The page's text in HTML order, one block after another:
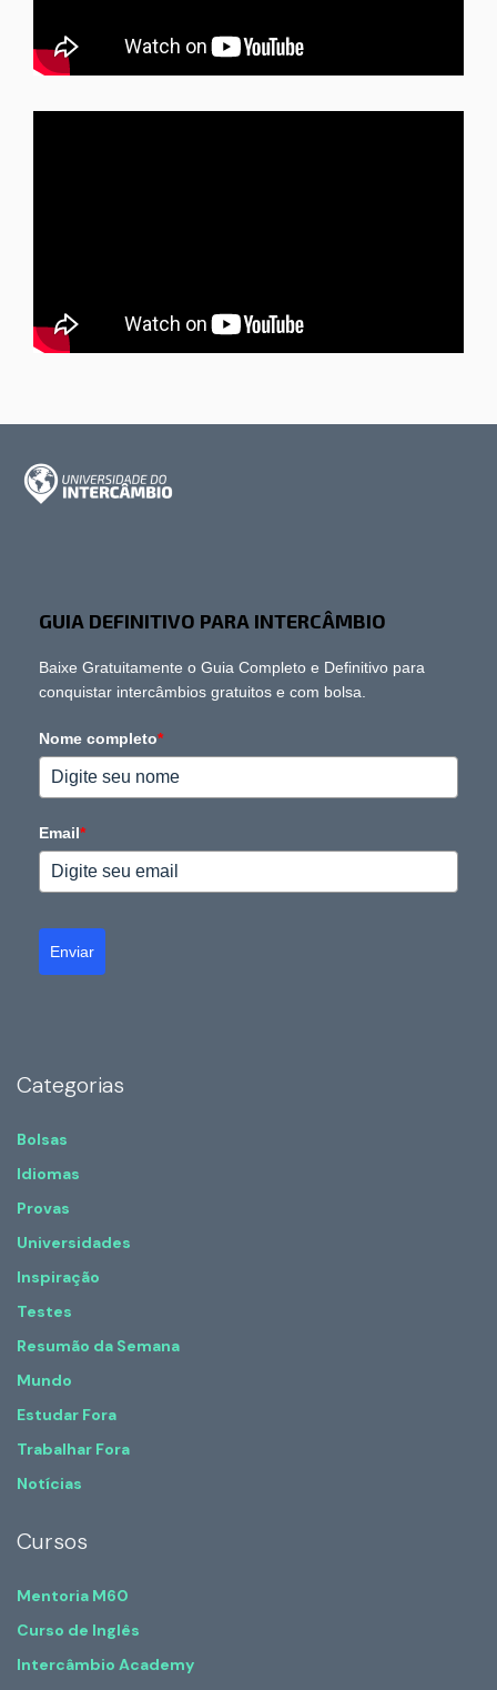
GUIA DEFINITIVO PARA INTERCÂMBIO
Baixe Gratuitamente o Guia Completo e Definitivo para
conquistar intercâmbios gratuitos e com bolsa.
Nome completo*
Email*
Enviar
Categorias
Bolsas
Idiomas
Provas
Universidades
Inspiração
Testes
Resumão da Semana
Mundo
Estudar Fora
Trabalhar Fora
Notícias
Cursos
Mentoria M60
Curso de Inglês
Intercâmbio Academy